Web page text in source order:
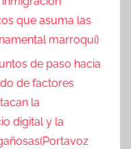
que asuma las
marroquí)
de paso hacia
de factores
la
digital y la